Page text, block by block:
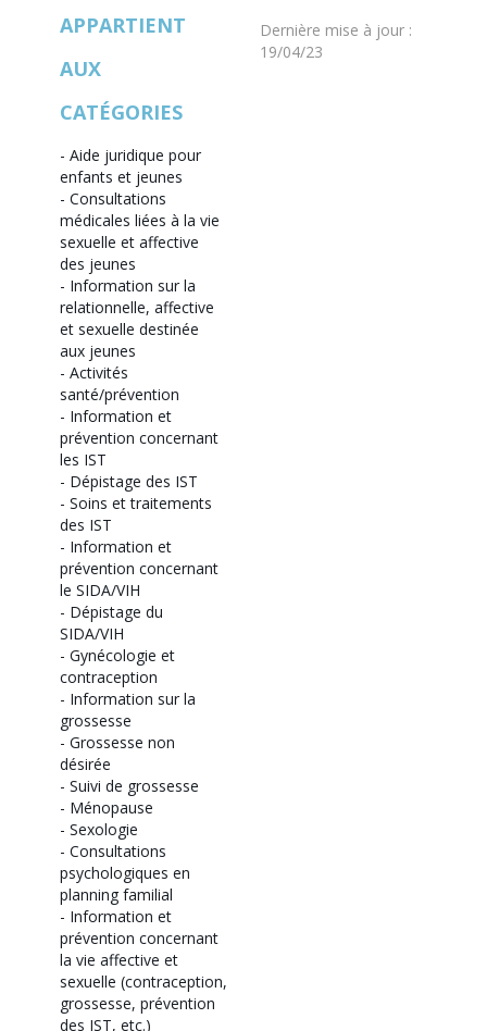
APPARTIENT
AUX
CATÉGORIES
- Aide juridique pour
enfants et jeunes
- Consultations
médicales liées à la vie
sexuelle et affective
des jeunes
- Information sur la
relationnelle, affective
et sexuelle destinée
aux jeunes
- Activités
santé/prévention
- Information et
prévention concernant
les IST
- Dépistage des IST
- Soins et traitements
des IST
- Information et
prévention concernant
le SIDA/VIH
- Dépistage du
SIDA/VIH
- Gynécologie et
contraception
- Information sur la
grossesse
- Grossesse non
désirée
- Suivi de grossesse
- Ménopause
- Sexologie
- Consultations
psychologiques en
planning familial
- Information et
prévention concernant
la vie affective et
sexuelle (contraception,
grossesse, prévention
des IST, etc.)
Dernière mise à jour :
19/04/23